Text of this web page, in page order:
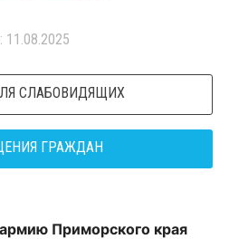
11.08.2025
СЛАБОВИДЯЩИХ
ГРАЖДАН
Приморского края